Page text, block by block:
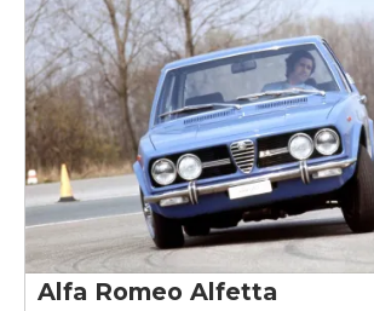
Alfa Romeo Alfetta